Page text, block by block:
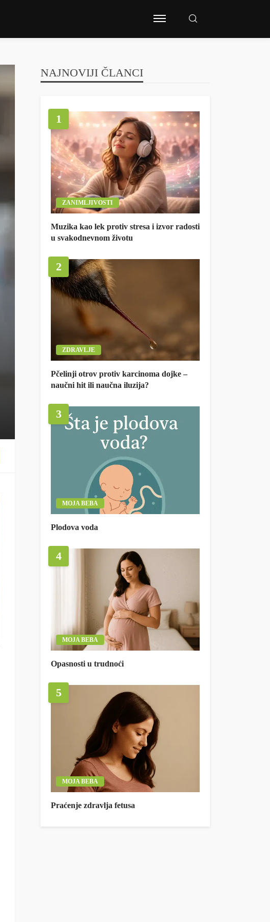
NAJNOVIJI ČLANCI
1
ZANIMLJIVOSTI
Muzika kao lek protiv stresa i izvor radosti
u svakodnevnom životu
2
ZDRAVLJE
Pčelinji otrov protiv karcinoma dojke –
naučni hit ili naučna iluzija?
3
MOJA BEBA
Plodova voda
4
MOJA BEBA
Opasnosti u trudnoći
5
MOJA BEBA
Praćenje zdravlja fetusa